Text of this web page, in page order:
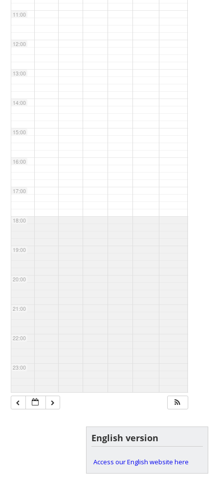
11:00
12:00
13:00
14:00
15:00
16:00
17:00
18:00
19:00
20:00
21:00
22:00
23:00
English version
Access our English website here